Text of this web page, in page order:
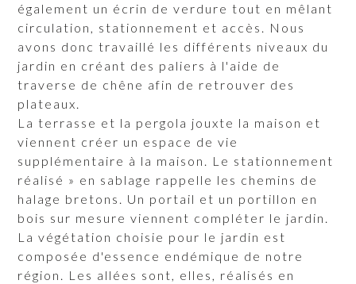
également un écrin de verdure tout en mêlant
circulation, stationnement et accès. Nous
avons donc travaillé les différents niveaux du
jardin en créant des paliers à l'aide de
traverse de chêne afin de retrouver des
plateaux.
La terrasse et la pergola jouxte la maison et
viennent créer un espace de vie
supplémentaire à la maison. Le stationnement
réalisé » en sablage rappelle les chemins de
halage bretons. Un portail et un portillon en
bois sur mesure viennent compléter le jardin.
La végétation choisie pour le jardin est
composée d'essence endémique de notre
région. Les allées sont, elles, réalisés en